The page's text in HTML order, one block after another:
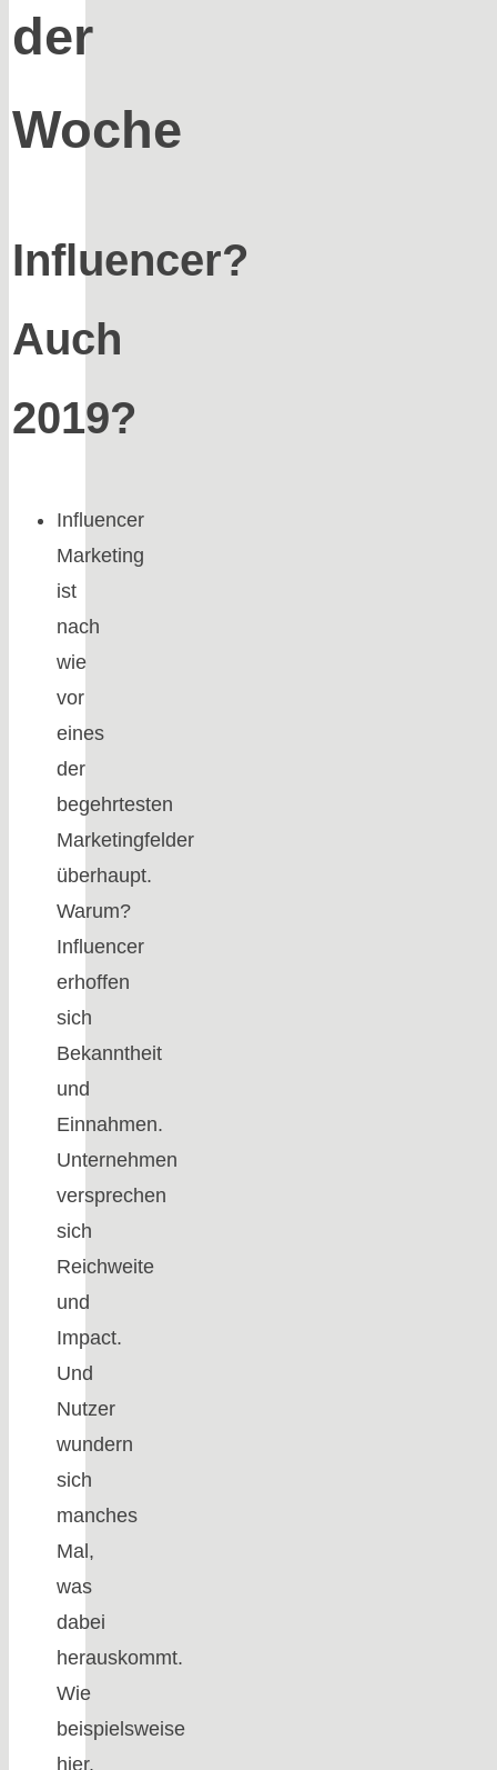
der
Woche
Influencer?
Auch
2019?
Influencer
Marketing
ist
nach
wie
vor
eines
der
begehrtesten
Marketingfelder
überhaupt.
Warum?
Influencer
erhoffen
sich
Bekanntheit
und
Einnahmen.
Unternehmen
versprechen
sich
Reichweite
und
Impact.
Und
Nutzer
wundern
sich
manches
Mal,
was
dabei
herauskommt.
Wie
beispielsweise
hier.